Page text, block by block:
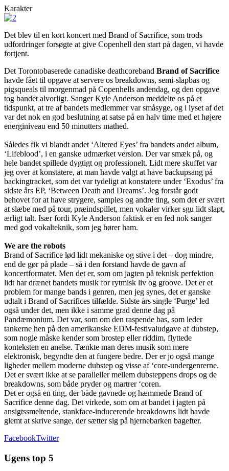
Karakter
Det blev til en kort koncert med Brand of Sacrifice, som trods
udfordringer forsøgte at give Copenhell den start på dagen, vi havde
fortjent.
Det Torontobaserede canadiske deathcoreband Brand of Sacrifice
havde fået til opgave at servere os breakdowns, semi-slapbas og
pigsqueals til morgenmad på Copenhells andendag, og den opgave
tog bandet alvorligt. Sanger Kyle Anderson meddelte os på et
tidspunkt, at tre af bandets medlemmer var småsyge, og i lyset af det
var det nok en god beslutning at satse på en halv time med et højere
energiniveau end 50 minutters mathed.
Således fik vi blandt andet ‘Altered Eyes’ fra bandets andet album,
‘Lifeblood’, i en ganske udmærket version. Der var smæk på, og
hele bandet spillede dygtigt og professionelt. Lidt mere skuffet var
jeg over at konstatere, at man havde valgt at have backupsang på
backingtracket, som det var tydeligt at konstatere under ‘Exodus’ fra
sidste års EP, ‘Between Death and Dreams’. Jeg forstår godt
behovet for at have strygere, samples og andre ting, som det er svært
at slæbe med på tour, præindspillet, men vokaler virker sgu lidt slapt,
ærligt talt. Især fordi Kyle Anderson faktisk er en fed nok sanger
med god vokalteknik, som jeg hører ham.
We are the robots
Brand of Sacrifice lød lidt mekaniske og stive i det – dog mindre,
end de gør på plade – så i den forstand havde de gavn af
koncertformatet. Men det er, som om jagten på teknisk perfektion
lidt har drænet bandets musik for rytmisk liv og groove. Det er et
problem for mange bands i genren, men jeg synes, det er ganske
udtalt i Brand of Sacrifices tilfælde. Sidste års single ‘Purge’ led
også under det, men ikke i samme grad denne dag på
Pandæmonium. Det var, som om den raspende bas, som leder
tankerne hen på den amerikanske EDM-festivaludgave af dubstep,
som nogle måske kender som brostep eller riddim, flyttede
konteksten en anelse. Tænkte man deres musik som mere
elektronisk, begyndte den at fungere bedre. Der er jo også mange
ligheder mellem moderne dubstep og visse af ‘core-undergenrerne.
Det er svært ikke at se paralleller mellem dubsteppens drops og de
breakdowns, som både pryder og martrer ‘coren.
Det er også en ting, der både gavnede og hæmmede Brand of
Sacrifice denne dag. Det virkede, som om at bandet i jagten på
ansigtssmeltende, stankface-inducerende breakdowns lidt havde
glemt at skrive sange, der sætter sig på hjernebarken bagefter.
FacebookTwitter
Ugens top 5